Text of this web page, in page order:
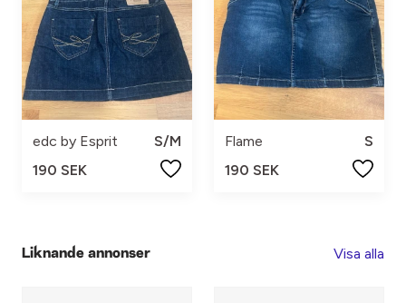
edc by Esprit
S/M
190 SEK
Flame
S
190 SEK
Liknande annonser Visa alla